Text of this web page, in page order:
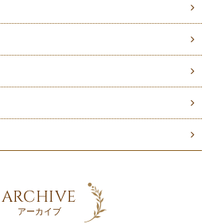
ARCHIVE
アーカイブ